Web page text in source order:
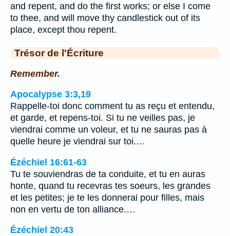
and repent, and do the first works; or else I come
to thee, and will move thy candlestick out of its
place, except thou repent.
Trésor de l'Écriture
Remember.
Apocalypse 3:3,19
Rappelle-toi donc comment tu as reçu et entendu,
et garde, et repens-toi. Si tu ne veilles pas, je
viendrai comme un voleur, et tu ne sauras pas à
quelle heure je viendrai sur toi.…
Ézéchiel 16:61-63
Tu te souviendras de ta conduite, et tu en auras
honte, quand tu recevras tes soeurs, les grandes
et les petites; je te les donnerai pour filles, mais
non en vertu de ton alliance.…
Ézéchiel 20:43